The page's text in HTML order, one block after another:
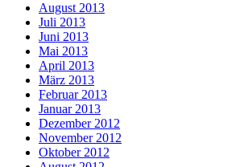
August 2013
Juli 2013
Juni 2013
Mai 2013
April 2013
März 2013
Februar 2013
Januar 2013
Dezember 2012
November 2012
Oktober 2012